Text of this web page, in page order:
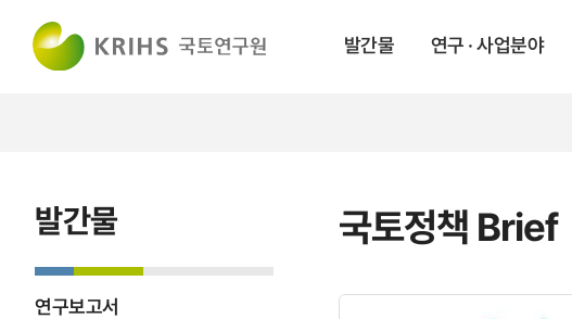
발간물 연구 · 사업분야
국토정책 Brief
발간물
연구보고서